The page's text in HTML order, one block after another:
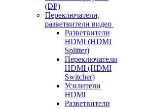
(DP)
Переключатели,
разветвители видео
Разветвители
HDMI (HDMI
Splitter)
Переключатели
HDMI (HDMI
Switcher)
Усилители
HDMI
Разветвители